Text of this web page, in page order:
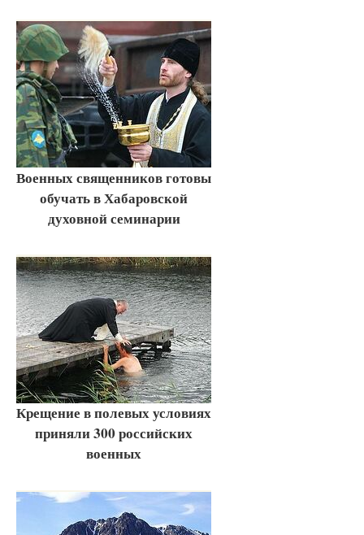
Военных священников готовы
обучать в Хабаровской
духовной семинарии
Крещение в полевых условиях
приняли 300 российских
военных